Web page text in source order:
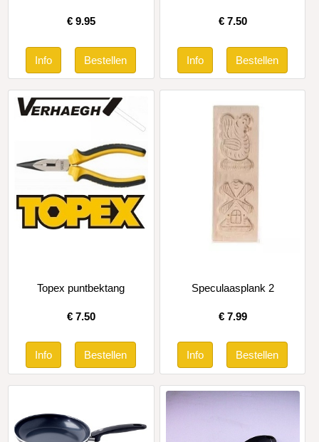
€ 9.95 € 7.50
Topex puntbektang
€ 7.50
Speculaasplank 2
€ 7.99